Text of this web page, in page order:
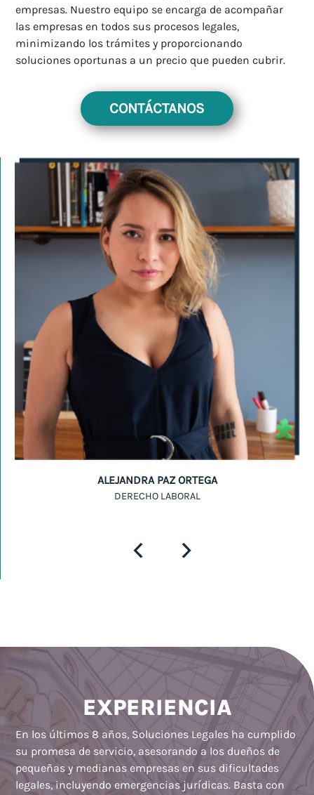
empresas. Nuestro equipo se encarga de acompañar
las empresas en todos sus procesos legales,
minimizando los trámites y proporcionando
soluciones oportunas a un precio que pueden cubrir.
CONTÁCTANOS
ALEJANDRA PAZ ORTEGA
DERECHO LABORAL
EXPERIENCIA
En los últimos 8 años, Soluciones Legales ha cumplido
su promesa de servicio, asesorando a los dueños de
pequeñas y medianas empresas en sus dificultades
legales, incluyendo emergencias jurídicas. Basta con